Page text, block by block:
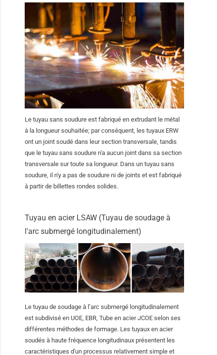
Le tuyau sans soudure est fabriqué en extrudant le métal
à la longueur souhaitée; par conséquent, les tuyaux ERW
ont un joint soudé dans leur section transversale, tandis
que le tuyau sans soudure n'a aucun joint dans sa section
transversale sur toute sa longueur. Dans un tuyau sans
soudure, il n'y a pas de soudure ni de joints et est fabriqué
à partir de billettes rondes solides.
Tuyau en acier LSAW (Tuyau de soudage à
l'arc submergé longitudinalement)
Le tuyau de soudage à l’arc submergé longitudinalement
est subdivisé en UOE, EBR, Tube en acier JCOE selon ses
différentes méthodes de formage. Les tuyaux en acier
soudés à haute fréquence longitudinaux présentent les
caractéristiques d'un processus relativement simple et